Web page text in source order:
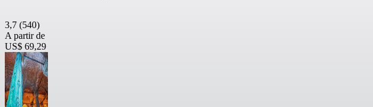
3,7 (540)
A partir de
US$ 69,29